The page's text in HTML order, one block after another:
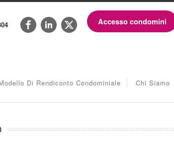
Accesso condomini
Di Rendiconto Condominiale Chi Siamo